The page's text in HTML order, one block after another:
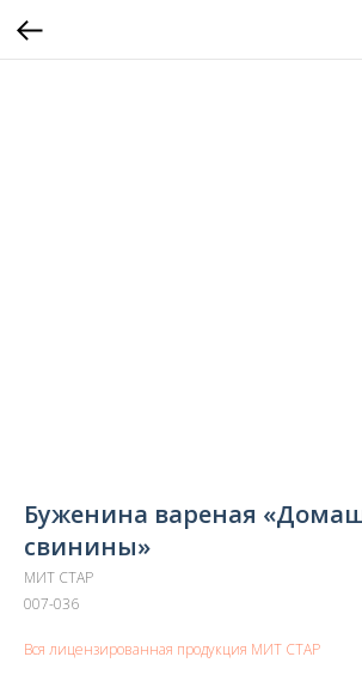
Буженина вареная
свинины»
МИТ СТАР
007-036
Вся лицензированная продукция МИТ СТАР